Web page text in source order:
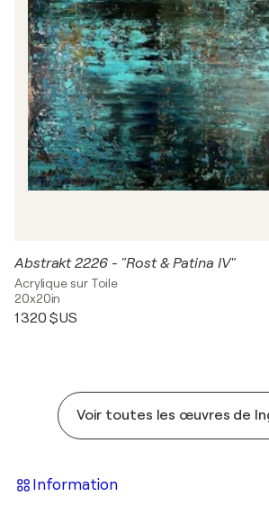
Abstrakt 2226 - "Rost & Patina IV"
Acrylique sur Toile
20x20in
1 320 $US
Voir toutes les œuvres de
Information